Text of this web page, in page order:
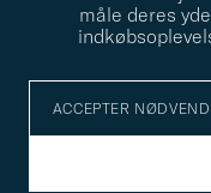
måle deres
ACCEPTER
STILRÅD